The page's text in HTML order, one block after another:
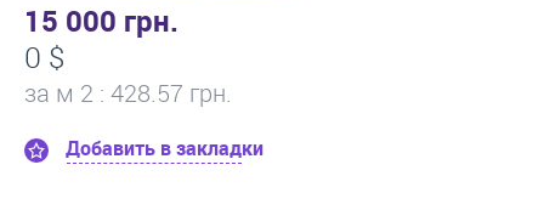
15 000 грн.
0 $
за м 2 : 428.57 грн.
Добавить в закладки